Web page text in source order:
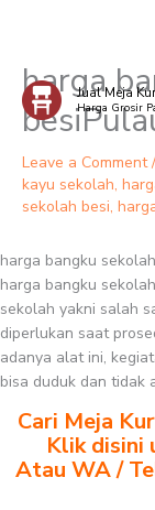
Skip
content
Jual Meja
Harga Grosir
harga
Leave a Comment /
kayu sekolah,
sekolah besi,
harga bangku
harga bangku
sekolah yakni salah
diperlukan saat
adanya alat ini,
bisa duduk dan tidak
Cari Meja
Klik disini
Atau WA /